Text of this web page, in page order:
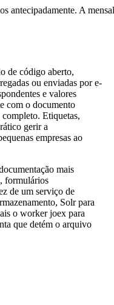
antecipadamente. A
de código aberto,
ou enviadas por e-
e valores
com o documento
Etiquetas,
gerir a
empresas ao
mais
formulários
de um serviço de
Solr para
o worker joex para
que detém o arquivo